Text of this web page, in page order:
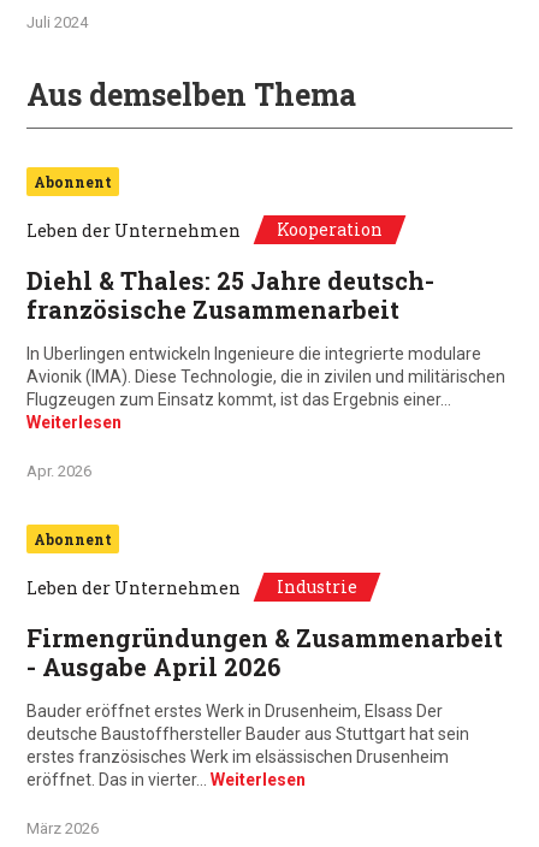
Juli 2024
Aus demselben Thema
Abonnent
Leben der Unternehmen Kooperation
Diehl & Thales: 25 Jahre deutsch-
französische Zusammenarbeit
In Uberlingen entwickeln Ingenieure die integrierte modulare
Avionik (IMA). Diese Technologie, die in zivilen und militärischen
Flugzeugen zum Einsatz kommt, ist das Ergebnis einer…
Weiterlesen
Apr. 2026
Abonnent
Leben der Unternehmen Industrie
Firmengründungen & Zusammenarbeit
- Ausgabe April 2026
Bauder eröffnet erstes Werk in Drusenheim, Elsass Der
deutsche Baustoffhersteller Bauder aus Stuttgart hat sein
erstes französisches Werk im elsässischen Drusenheim
eröffnet. Das in vierter… Weiterlesen
März 2026